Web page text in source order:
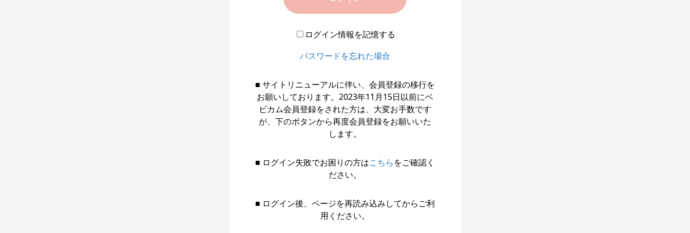
ログイン情報を記憶する
パスワードを忘れた場合
■ サイトリニューアルに伴い、会員登録の移行を
お願いしております。2023年11月15日以前にベ
ビカム会員登録をされた方は、大変お手数です
が、下のボタンから再度会員登録をお願いいた
します。
■ ログイン失敗でお困りの方はこちらをご確認く
ださい。
■ ログイン後、ページを再読み込みしてからご利
用ください。